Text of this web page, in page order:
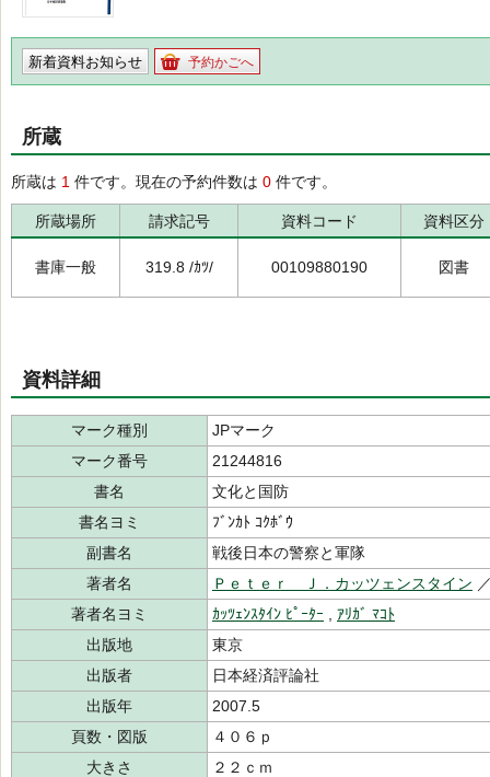
新着資料お知らせ 予約かごへ
所蔵
所蔵は 1 件です。現在の予約件数は 0 件です。
所蔵場所 請求記号 資料コード 資料区分
書庫一般 319.8 /ｶﾂ/ 00109880190 図書
資料詳細
マーク種別
JPマーク
マーク番号
21244816
書名
文化と国防
書名ヨミ
ﾌﾞﾝｶﾄ ｺｸﾎﾞｳ
副書名
戦後日本の警察と軍隊
著者名
Ｐｅｔｅｒ Ｊ．カッツェンスタイン
著者名ヨミ
ｶｯﾂｪﾝｽﾀｲﾝ ﾋﾟｰﾀｰ
ｱﾘｶﾞ ﾏｺﾄ
出版地
東京
出版者
日本経済評論社
出版年
2007.5
頁数・図版
４０６ｐ
大きさ
２２ｃｍ